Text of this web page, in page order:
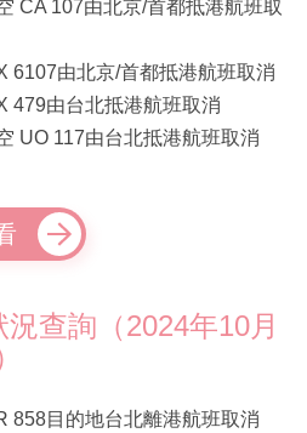
CA 107由北京/首都抵港航班取
6107由北京/首都抵港航班取消
479由台北抵港航班取消
UO 117由台北抵港航班取消
查詢（2024年10月
858目的地台北離港航班取消